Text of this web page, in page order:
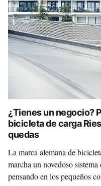
¿Tienes un negocio?
bicicleta de carga
quedas
La marca alemana de
marcha un novedoso
pensando en los pequeños